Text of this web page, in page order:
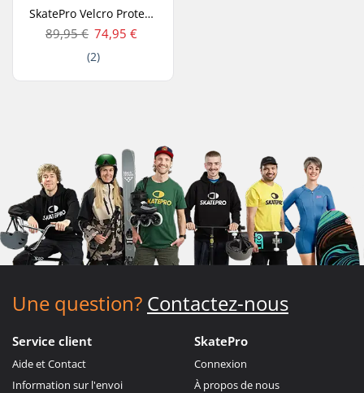
SkatePro Velcro Protection Dorsale
89,95 € 74,95 €
(2)
Une question? Contactez-nous
Service client
Aide et Contact
Information sur l'envoi
SkatePro
Connexion
À propos de nous